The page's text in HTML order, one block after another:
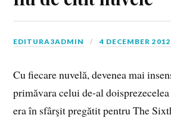
EDITURA3ADMIN 4 DECEMBER 2012
Cu fiecare nuvelă, devenea mai
primăvara celui de-al
era în sfârşit pregătit pentru The